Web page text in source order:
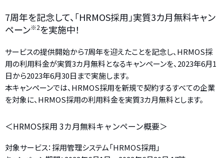
7周年を記念して、「HRMOS採用」実質3カ月無料キャン
ペーン※2を実施中！
サービスの提供開始から7周年を迎えたことを記念し、HRMOS採
用の利用料金が実質3カ月無料となるキャンペーンを、2023年6月1
日から2023年6月30日まで実施します。
本キャンペーンでは、HRMOS採用を新規で契約するすべての企業
を対象に、HRMOS採用の利用料金を実質3カ月無料とします。
＜HRMOS採用 3カ月無料キャンペーン概要＞
対象サービス：採用管理システム「HRMOS採用」